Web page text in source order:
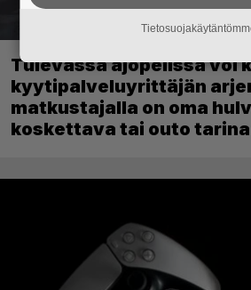
Tulevassa ajopelissä voi
kyytipalveluyrittäjän
matkustajalla on oma
koskettava tai outo